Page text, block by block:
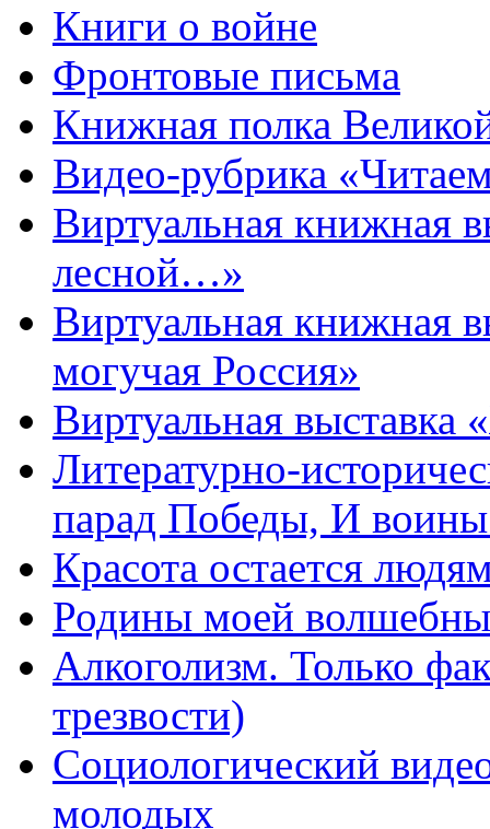
Книги о войне
Фронтовые письма
Книжная полка
Видео-рубрика
Виртуальная книжная
лесной…»
Виртуальная книжная
могучая Россия»
Виртуальная
Литературно-
парад Победы, И
Красота остается
Родины моей
Алкоголизм. Только
трезвости)
Социологический
молодых